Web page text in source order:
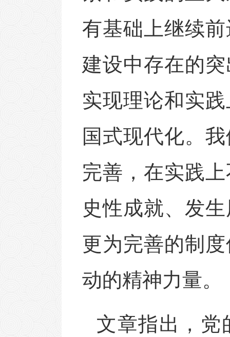
有基础上继续
建设中存在的
实现理论和实
国式现代化。
完善，在实践
史性成就、发
更为完善的制
动的精神力量。
文章指出，党